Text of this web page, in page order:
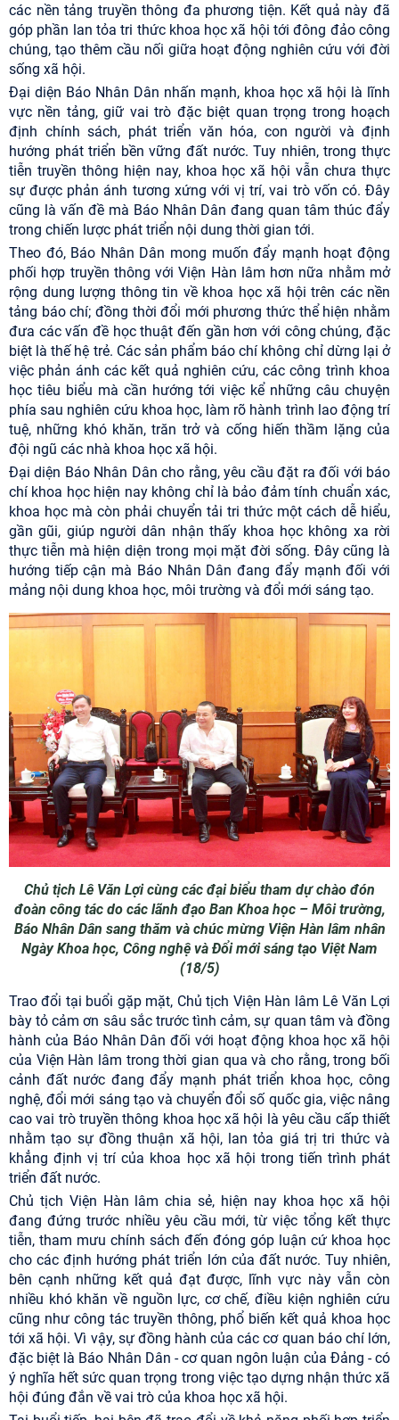
các nền tảng truyền thông đa phương tiện. Kết quả này đã
góp phần lan tỏa tri thức khoa học xã hội tới đông đảo công
chúng, tạo thêm cầu nối giữa hoạt động nghiên cứu với đời
sống xã hội.
Đại diện Báo Nhân Dân nhấn mạnh, khoa học xã hội là lĩnh
vực nền tảng, giữ vai trò đặc biệt quan trọng trong hoạch
định chính sách, phát triển văn hóa, con người và định
hướng phát triển bền vững đất nước. Tuy nhiên, trong thực
tiễn truyền thông hiện nay, khoa học xã hội vẫn chưa thực
sự được phản ánh tương xứng với vị trí, vai trò vốn có. Đây
cũng là vấn đề mà Báo Nhân Dân đang quan tâm thúc đẩy
trong chiến lược phát triển nội dung thời gian tới.
Theo đó, Báo Nhân Dân mong muốn đẩy mạnh hoạt động
phối hợp truyền thông với Viện Hàn lâm hơn nữa nhằm mở
rộng dung lượng thông tin về khoa học xã hội trên các nền
tảng báo chí; đồng thời đổi mới phương thức thể hiện nhằm
đưa các vấn đề học thuật đến gần hơn với công chúng, đặc
biệt là thế hệ trẻ. Các sản phẩm báo chí không chỉ dừng lại ở
việc phản ánh các kết quả nghiên cứu, các công trình khoa
học tiêu biểu mà cần hướng tới việc kể những câu chuyện
phía sau nghiên cứu khoa học, làm rõ hành trình lao động trí
tuệ, những khó khăn, trăn trở và cống hiến thầm lặng của
đội ngũ các nhà khoa học xã hội.
Đại diện Báo Nhân Dân cho rằng, yêu cầu đặt ra đối với báo
chí khoa học hiện nay không chỉ là bảo đảm tính chuẩn xác,
khoa học mà còn phải chuyển tải tri thức một cách dễ hiểu,
gần gũi, giúp người dân nhận thấy khoa học không xa rời
thực tiễn mà hiện diện trong mọi mặt đời sống. Đây cũng là
hướng tiếp cận mà Báo Nhân Dân đang đẩy mạnh đối với
mảng nội dung khoa học, môi trường và đổi mới sáng tạo.
Chủ tịch Lê Văn Lợi cùng các đại biểu tham dự chào đón
đoàn công tác do các lãnh đạo Ban Khoa học – Môi trường,
Báo Nhân Dân sang thăm và chúc mừng Viện Hàn lâm nhân
Ngày Khoa học, Công nghệ và Đổi mới sáng tạo Việt Nam
(18/5)
Trao đổi tại buổi gặp mặt, Chủ tịch Viện Hàn lâm Lê Văn Lợi
bày tỏ cảm ơn sâu sắc trước tình cảm, sự quan tâm và đồng
hành của Báo Nhân Dân đối với hoạt động khoa học xã hội
của Viện Hàn lâm trong thời gian qua và cho rằng, trong bối
cảnh đất nước đang đẩy mạnh phát triển khoa học, công
nghệ, đổi mới sáng tạo và chuyển đổi số quốc gia, việc nâng
cao vai trò truyền thông khoa học xã hội là yêu cầu cấp thiết
nhằm tạo sự đồng thuận xã hội, lan tỏa giá trị tri thức và
khẳng định vị trí của khoa học xã hội trong tiến trình phát
triển đất nước.
Chủ tịch Viện Hàn lâm chia sẻ, hiện nay khoa học xã hội
đang đứng trước nhiều yêu cầu mới, từ việc tổng kết thực
tiễn, tham mưu chính sách đến đóng góp luận cứ khoa học
cho các định hướng phát triển lớn của đất nước. Tuy nhiên,
bên cạnh những kết quả đạt được, lĩnh vực này vẫn còn
nhiều khó khăn về nguồn lực, cơ chế, điều kiện nghiên cứu
cũng như công tác truyền thông, phổ biến kết quả khoa học
tới xã hội. Vì vậy, sự đồng hành của các cơ quan báo chí lớn,
đặc biệt là Báo Nhân Dân - cơ quan ngôn luận của Đảng - có
ý nghĩa hết sức quan trọng trong việc tạo dựng nhận thức xã
hội đúng đắn về vai trò của khoa học xã hội.